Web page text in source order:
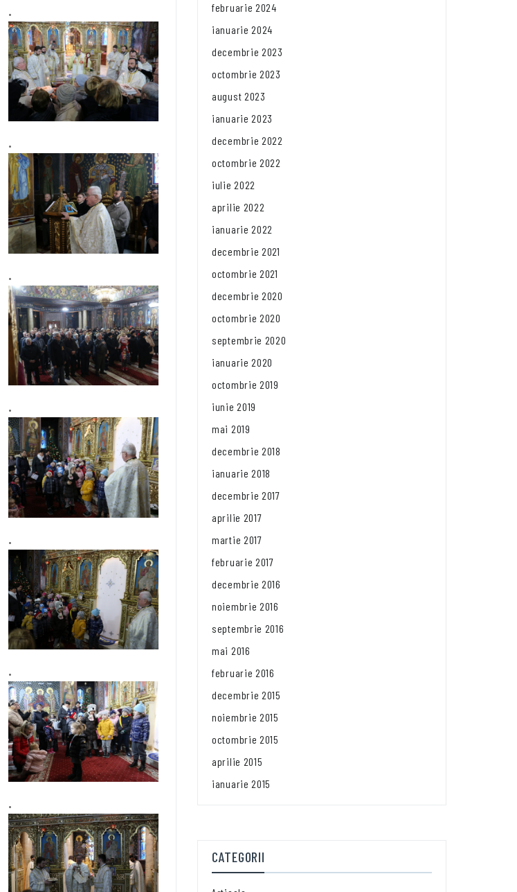
februarie 2024
ianuarie 2024
decembrie 2023
octombrie 2023
august 2023
ianuarie 2023
decembrie 2022
octombrie 2022
iulie 2022
aprilie 2022
ianuarie 2022
decembrie 2021
octombrie 2021
decembrie 2020
octombrie 2020
septembrie 2020
ianuarie 2020
octombrie 2019
iunie 2019
mai 2019
decembrie 2018
ianuarie 2018
decembrie 2017
aprilie 2017
martie 2017
februarie 2017
decembrie 2016
noiembrie 2016
septembrie 2016
mai 2016
februarie 2016
decembrie 2015
noiembrie 2015
octombrie 2015
aprilie 2015
ianuarie 2015
CATEGORII